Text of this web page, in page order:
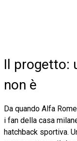
Il progetto:
non è
Da quando Alfa
i fan della casa
hatchback sportiva.